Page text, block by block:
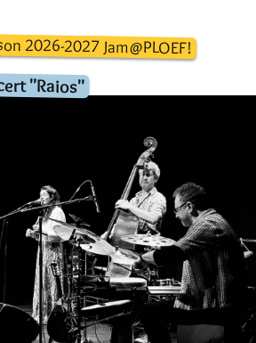
2026-2027 Jam@PLOEF!
"Raios"